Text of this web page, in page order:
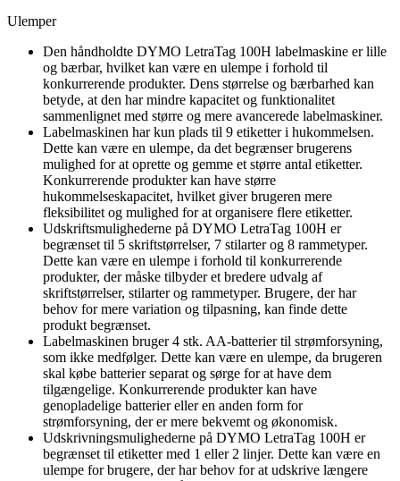
Ulemper
Den håndholdte DYMO LetraTag 100H labelmaskine er lille
og bærbar, hvilket kan være en ulempe i forhold til
konkurrerende produkter. Dens størrelse og bærbarhed kan
betyde, at den har mindre kapacitet og funktionalitet
sammenlignet med større og mere avancerede labelmaskiner.
Labelmaskinen har kun plads til 9 etiketter i hukommelsen.
Dette kan være en ulempe, da det begrænser brugerens
mulighed for at oprette og gemme et større antal etiketter.
Konkurrerende produkter kan have større
hukommelseskapacitet, hvilket giver brugeren mere
fleksibilitet og mulighed for at organisere flere etiketter.
Udskriftsmulighederne på DYMO LetraTag 100H er
begrænset til 5 skriftstørrelser, 7 stilarter og 8 rammetyper.
Dette kan være en ulempe i forhold til konkurrerende
produkter, der måske tilbyder et bredere udvalg af
skriftstørrelser, stilarter og rammetyper. Brugere, der har
behov for mere variation og tilpasning, kan finde dette
produkt begrænset.
Labelmaskinen bruger 4 stk. AA-batterier til strømforsyning,
som ikke medfølger. Dette kan være en ulempe, da brugeren
skal købe batterier separat og sørge for at have dem
tilgængelige. Konkurrerende produkter kan have
genopladelige batterier eller en anden form for
strømforsyning, der er mere bekvemt og økonomisk.
Udskrivningsmulighederne på DYMO LetraTag 100H er
begrænset til etiketter med 1 eller 2 linjer. Dette kan være en
ulempe for brugere, der har behov for at udskrive længere